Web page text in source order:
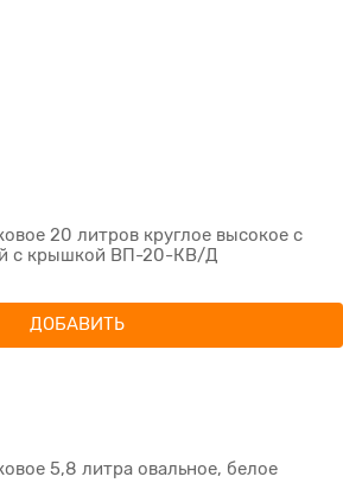
20 литров круглое высокое с
с крышкой ВП-20-КВ/Д
ДОБАВИТЬ
5,8 литра овальное, белое